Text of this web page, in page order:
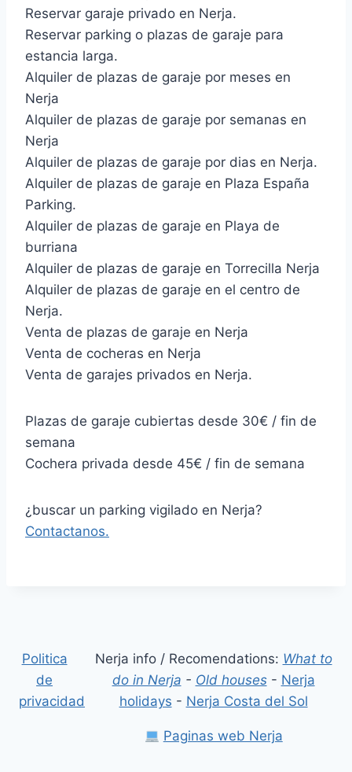
Reservar garaje privado en Nerja.
Reservar parking o plazas de garaje para
estancia larga.
Alquiler de plazas de garaje por meses en
Nerja
Alquiler de plazas de garaje por semanas en
Nerja
Alquiler de plazas de garaje por dias en Nerja.
Alquiler de plazas de garaje en Plaza España
Parking.
Alquiler de plazas de garaje en Playa de
burriana
Alquiler de plazas de garaje en Torrecilla Nerja
Alquiler de plazas de garaje en el centro de
Nerja.
Venta de plazas de garaje en Nerja
Venta de cocheras en Nerja
Venta de garajes privados en Nerja.
Plazas de garaje cubiertas desde 30€ / fin de
semana
Cochera privada desde 45€ / fin de semana
¿buscar un parking vigilado en Nerja?
Contactanos.
Politica
de
privacidad
Nerja info / Recomendations: What to
do in Nerja - Old houses- Nerja
holidays - Nerja Costa del Sol
Paginas web Nerja